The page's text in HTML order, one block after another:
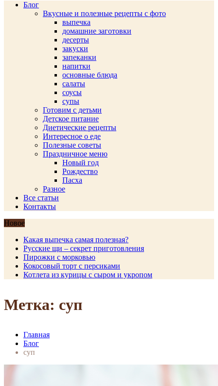
Блог
Вкусные и полезные рецепты с фото
выпечка
домашние заготовки
десерты
закуски
запеканки
напитки
основные блюда
салаты
соусы
супы
Готовим с детьми
Детское питание
Диетические рецепты
Интересное о еде
Полезные советы
Праздничное меню
Новый год
Рождество
Пасха
Разное
Все статьи
Контакты
Новое
Какая выпечка самая полезная?
Русские щи – секрет приготовления
Пирожки с морковью
Кокосовый торт с персиками
Котлета из курицы с сыром и укропом
Метка: суп
Главная
Блог
суп